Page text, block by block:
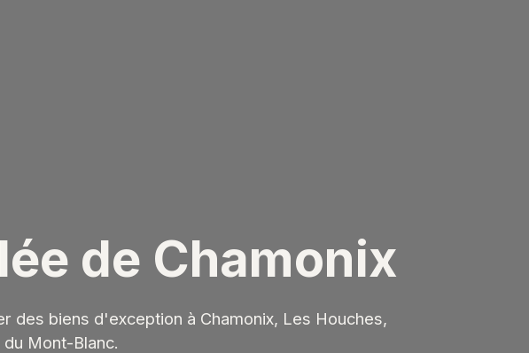
de Chamonix
des biens d'exception à Chamonix, Les Houches,
Mont-Blanc.